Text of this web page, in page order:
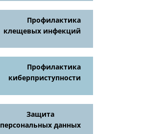
Профилактика
клещевых инфекций
Профилактика
киберприступности
Защита
персональных данных